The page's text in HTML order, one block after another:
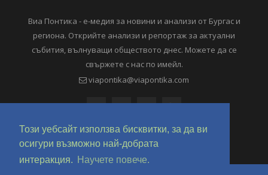
Този уебсайт използва бисквитки, за да ви
осигури възможно най-добрата
интеракция.
Научете повече.
Виа Понтика - е-медия за новини и анализи от Бургас и
региона. Открийте анализи и репортаж за актуални
събития, вълнуващи обществото днес. Можете да се
свържете с нас по имейл.
viapontika@viapontika.com